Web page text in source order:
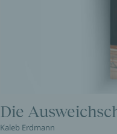
Die
Kaleb Erdmann